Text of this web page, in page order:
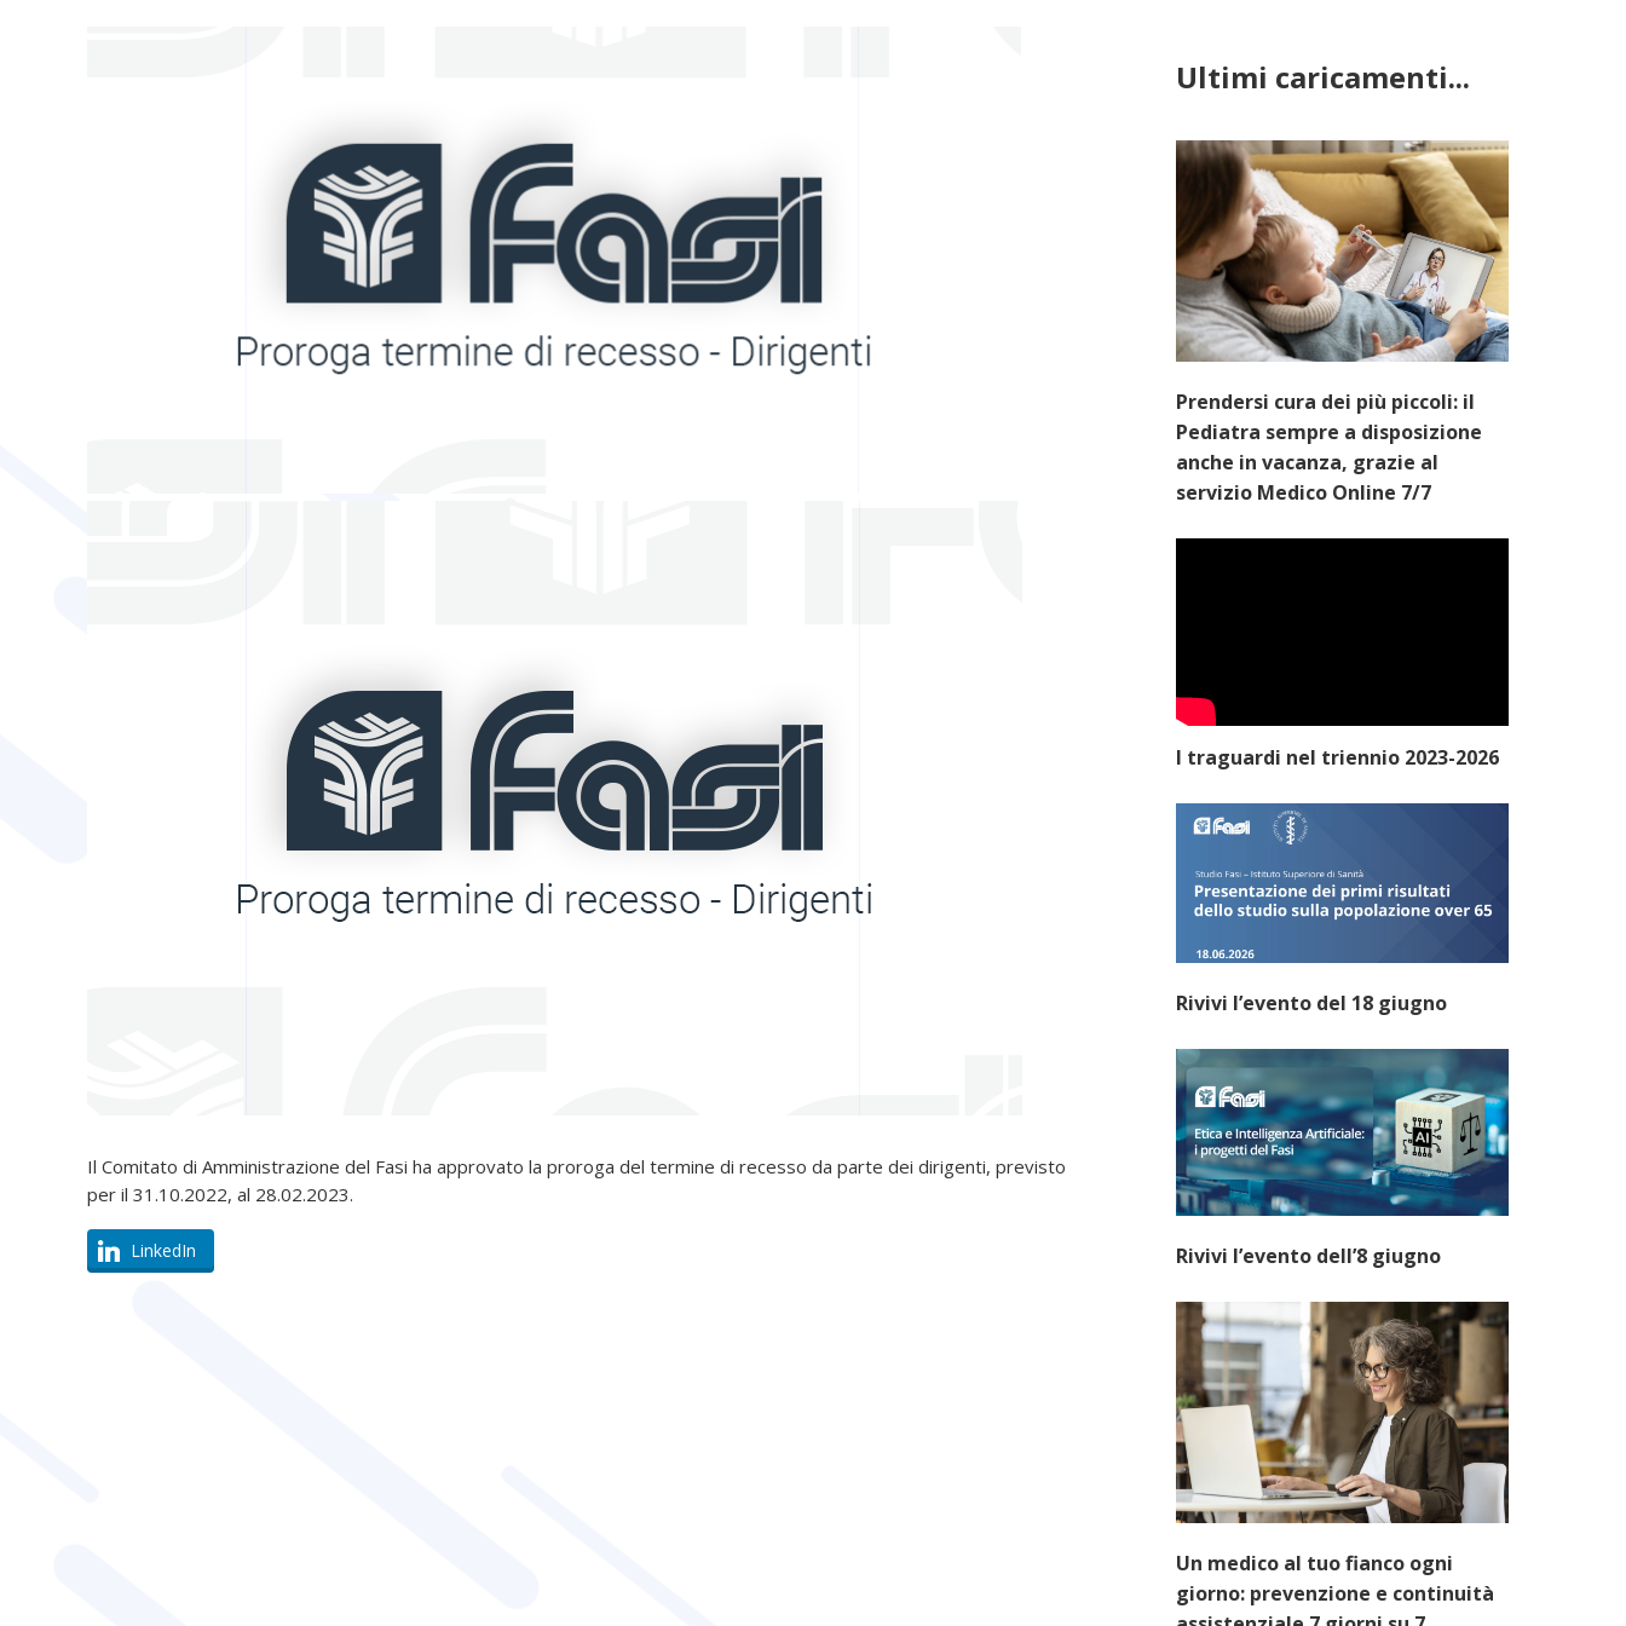
Il Comitato di Amministrazione del Fasi ha approvato la proroga del termine di recesso da parte dei dirigenti, previsto
per il 31.10.2022, al 28.02.2023.
LinkedIn
Ultimi caricamenti...
Prendersi cura dei più piccoli: il
Pediatra sempre a disposizione
anche in vacanza, grazie al
servizio Medico Online 7/7
I traguardi nel triennio 2023-2026
Rivivi l’evento del 18 giugno
Rivivi l’evento dell’8 giugno
Un medico al tuo fianco ogni
giorno: prevenzione e continuità